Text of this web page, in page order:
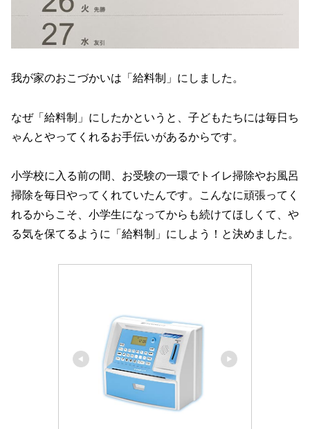
我が家のおこづかいは「給料制」にしました。
なぜ「給料制」にしたかというと、子どもたちには毎日ち
ゃんとやってくれるお手伝いがあるからです。
小学校に入る前の間、お受験の一環でトイレ掃除やお風呂
掃除を毎日やってくれていたんです。こんなに頑張ってく
れるからこそ、小学生になってからも続けてほしくて、や
る気を保てるように「給料制」にしよう！と決めました。